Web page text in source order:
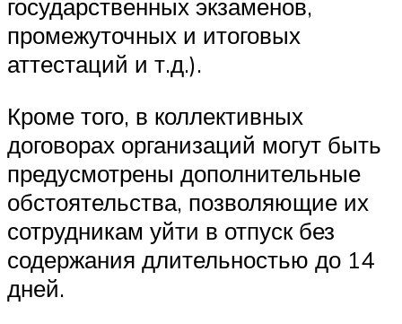
государственных экзаменов,
промежуточных и итоговых
аттестаций и т.д.).
Кроме того, в коллективных
договорах организаций могут быть
предусмотрены дополнительные
обстоятельства, позволяющие их
сотрудникам уйти в отпуск без
содержания длительностью до 14
дней.